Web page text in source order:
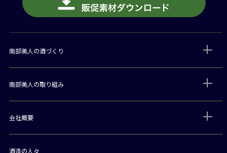
南部美人の酒づくり
南部美人の取り組み
会社概要
酒造の人々